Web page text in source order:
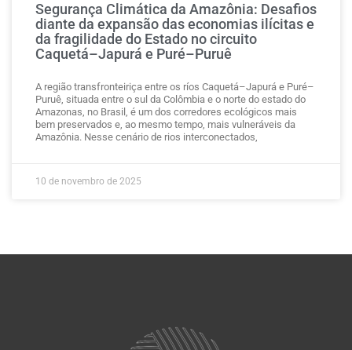
Segurança Climática da Amazônia: Desafios
diante da expansão das economias ilícitas e
da fragilidade do Estado no circuito
Caquetá–Japurá e Puré–Puruê
A região transfronteiriça entre os ríos Caquetá–Japurá e Puré–
Puruê, situada entre o sul da Colômbia e o norte do estado do
Amazonas, no Brasil, é um dos corredores ecológicos mais
bem preservados e, ao mesmo tempo, mais vulneráveis da
Amazônia. Nesse cenário de rios interconectados,
10 de novembro de 2025